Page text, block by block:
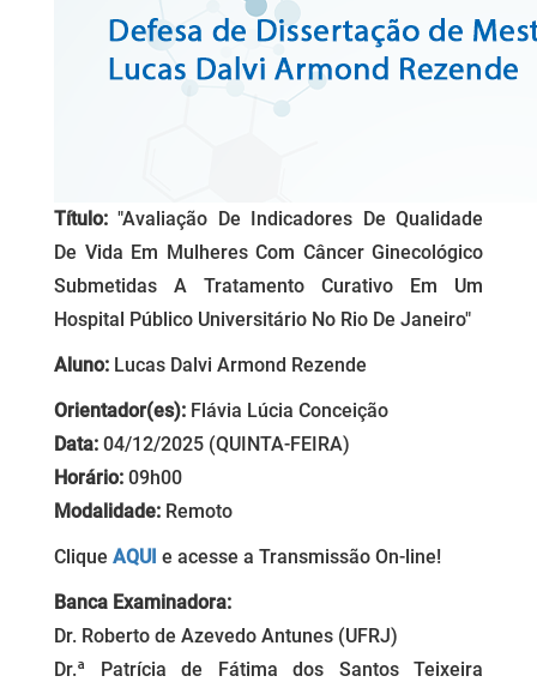
Título: "Avaliação De Indicadores De Qualidade
De Vida Em Mulheres Com Câncer Ginecológico
Submetidas A Tratamento Curativo Em Um
Hospital Público Universitário No Rio De Janeiro"
Aluno: Lucas Dalvi Armond Rezende
Orientador(es): Flávia Lúcia Conceição
Data: 04/12/2025 (QUINTA-FEIRA)
Horário: 09h00
Modalidade: Remoto
Clique AQUI e acesse a Transmissão On-line!
Banca Examinadora:
Dr. Roberto de Azevedo Antunes (UFRJ)
Dr.ª Patrícia de Fátima dos Santos Teixeira